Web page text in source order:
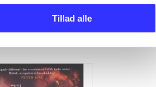
Tillad alle